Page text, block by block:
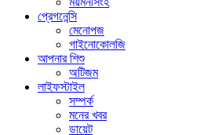
প্রেগনেন্সি
মেনোপজ
গাইনোকোলজি
আপনার শিশু
অটিজম
লাইফস্টাইল
সম্পর্ক
মনের খবর
ডায়েট